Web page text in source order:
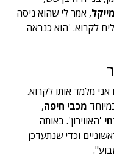
מייקל, אמר לי שהוא ניסה
לקרוא. 'הוא כנראה
מלמד אותו לקרוא.
מכבי חיפה,
'האווירון'. באותה
וכדי שנתעדכן